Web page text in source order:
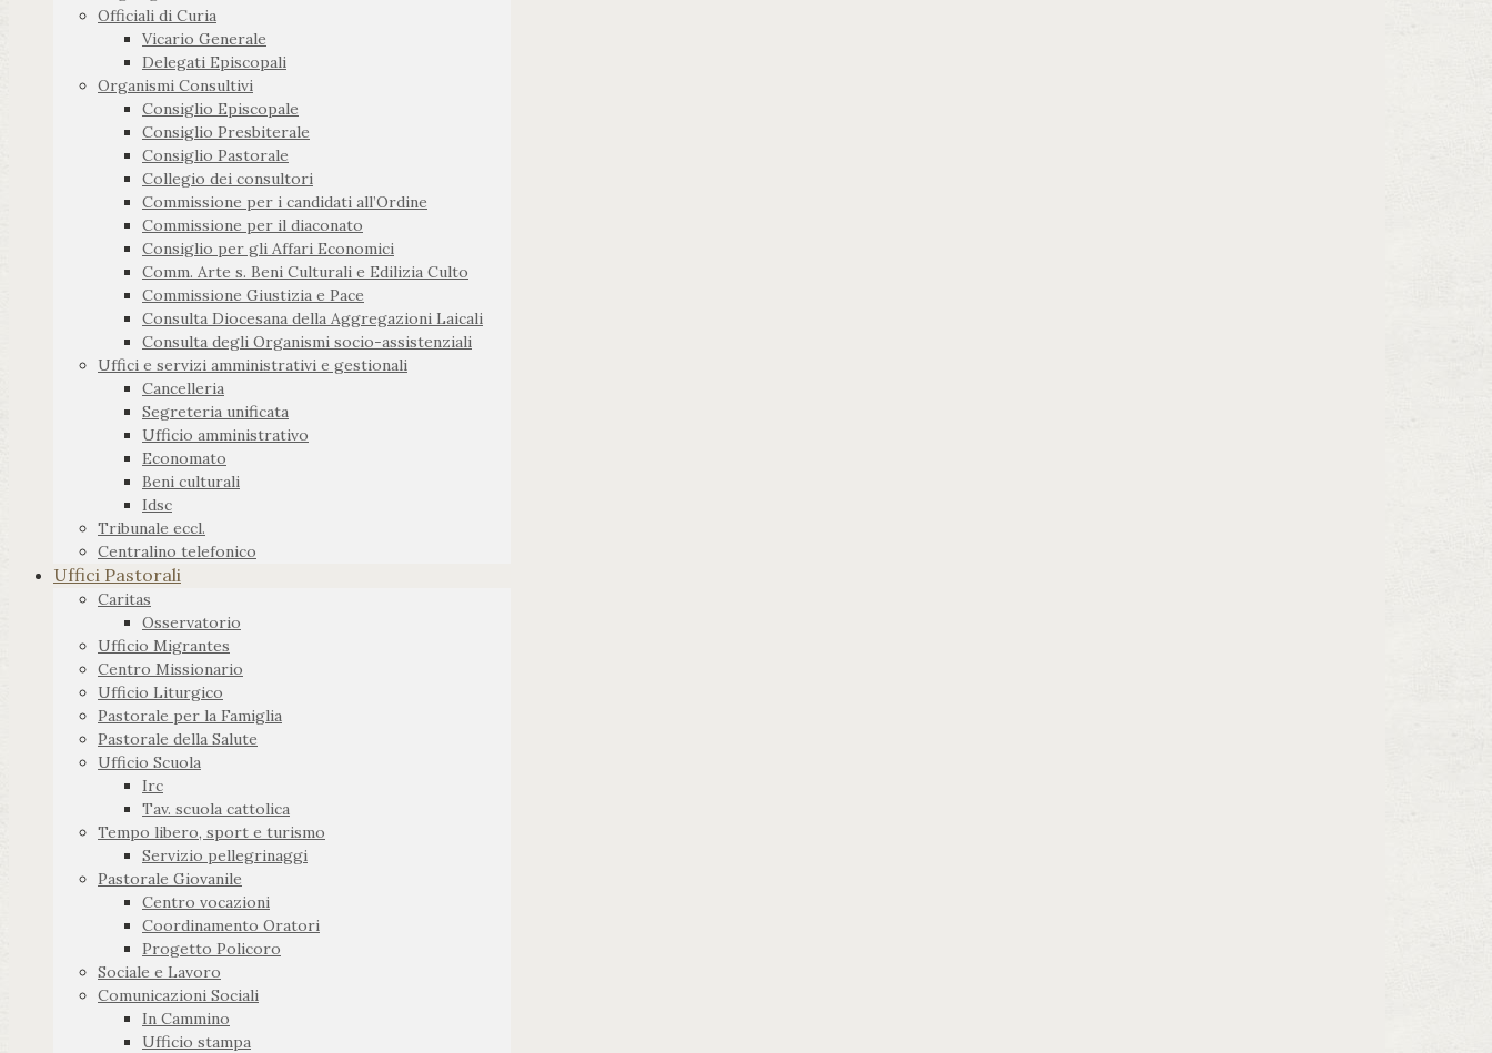
Officiali di Curia
Vicario Generale
Delegati Episcopali
Organismi Consultivi
Consiglio Episcopale
Consiglio Presbiterale
Consiglio Pastorale
Collegio dei consultori
Commissione per i candidati all’Ordine
Commissione per il diaconato
Consiglio per gli Affari Economici
Comm. Arte s. Beni Culturali e Edilizia Culto
Commissione Giustizia e Pace
Consulta Diocesana della Aggregazioni Laicali
Consulta degli Organismi socio-assistenziali
Uffici e servizi amministrativi e gestionali
Cancelleria
Segreteria unificata
Ufficio amministrativo
Economato
Beni culturali
Idsc
Tribunale eccl.
Centralino telefonico
Uffici Pastorali
Caritas
Osservatorio
Ufficio Migrantes
Centro Missionario
Ufficio Liturgico
Pastorale per la Famiglia
Pastorale della Salute
Ufficio Scuola
Irc
Tav. scuola cattolica
Tempo libero, sport e turismo
Servizio pellegrinaggi
Pastorale Giovanile
Centro vocazioni
Coordinamento Oratori
Progetto Policoro
Sociale e Lavoro
Comunicazioni Sociali
In Cammino
Ufficio stampa